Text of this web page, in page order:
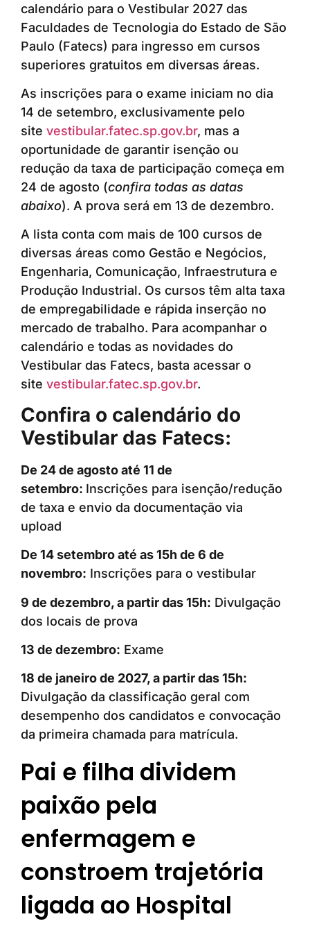
calendário para o Vestibular 2027 das
Faculdades de Tecnologia do Estado de São
Paulo (Fatecs) para ingresso em cursos
superiores gratuitos em diversas áreas.
As inscrições para o exame iniciam no dia
14 de setembro, exclusivamente pelo
site vestibular.fatec.sp.gov.br, mas a
oportunidade de garantir isenção ou
redução da taxa de participação começa em
24 de agosto (confira todas as datas
abaixo). A prova será em 13 de dezembro.
A lista conta com mais de 100 cursos de
diversas áreas como Gestão e Negócios,
Engenharia, Comunicação, Infraestrutura e
Produção Industrial. Os cursos têm alta taxa
de empregabilidade e rápida inserção no
mercado de trabalho. Para acompanhar o
calendário e todas as novidades do
Vestibular das Fatecs, basta acessar o
site vestibular.fatec.sp.gov.br.
Confira o calendário do
Vestibular das Fatecs:
De 24 de agosto até 11 de
setembro: Inscrições para isenção/redução
de taxa e envio da documentação via
upload
De 14 setembro até as 15h de 6 de
novembro: Inscrições para o vestibular
9 de dezembro, a partir das 15h: Divulgação
dos locais de prova
13 de dezembro: Exame
18 de janeiro de 2027, a partir das 15h:
Divulgação da classificação geral com
desempenho dos candidatos e convocação
da primeira chamada para matrícula.
Pai e filha dividem
paixão pela
enfermagem e
constroem trajetória
ligada ao Hospital